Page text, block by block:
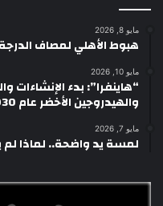
مايو 8, 2026
هبوط الأهلي لمصاف
مايو 10, 2026
“هاينفرا”: بدء الإنشاءات
والهيدروجين الأخضر عام 2030
مايو 7, 2026
لمسة يد واضحة.. لماذا